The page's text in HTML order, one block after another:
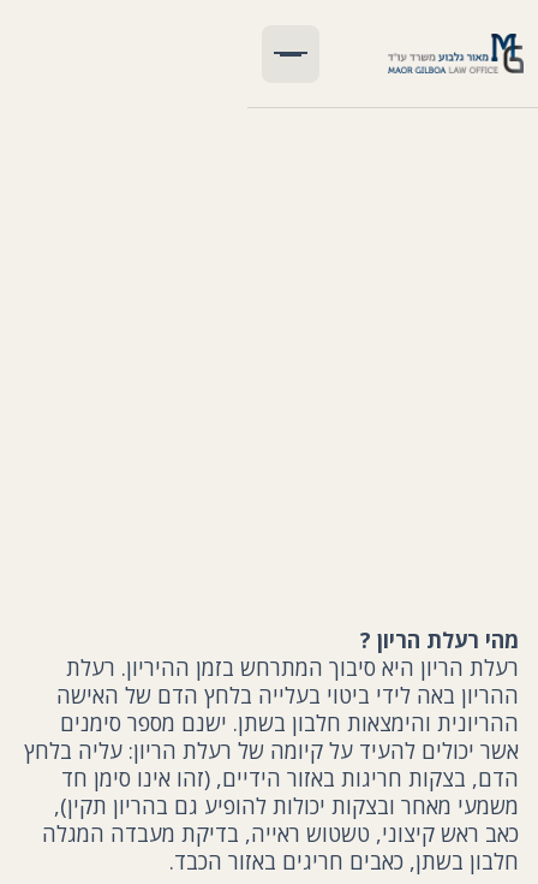
מהי רעלת הריון ?
רעלת הריון היא סיבוך המתרחש בזמן ההיריון. רעלת
ההריון באה לידי ביטוי בעלייה בלחץ הדם של האישה
ההריונית והימצאות חלבון בשתן. ישנם מספר סימנים
אשר יכולים להעיד על קיומה של רעלת הריון: עליה בלחץ
הדם, בצקות חריגות באזור הידיים, (זהו אינו סימן חד
משמעי מאחר ובצקות יכולות להופיע גם בהריון תקין),
כאב ראש קיצוני, טשטוש ראייה, בדיקת מעבדה המגלה
חלבון בשתן, כאבים חריגים באזור הכבד.